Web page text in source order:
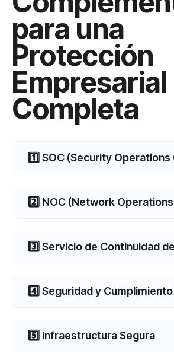
para una
Protección
Empresarial
Completa
1️⃣ SOC (Security
2️⃣ NOC (Network
3️⃣ Servicio de Continuidad
4️⃣ Seguridad y Cumplimiento
5️⃣ Infraestructura Segura